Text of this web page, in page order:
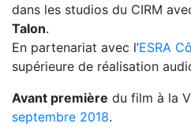
dans les studios du CIRM
Talon.
En partenariat avec l’ESRA
supérieure de réalisation
Avant première du film à la
septembre 2018.